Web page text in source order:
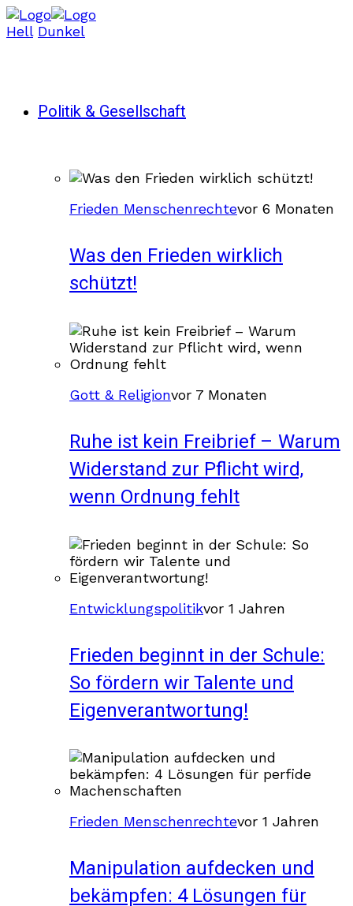
Hell Dunkel
Politik & Gesellschaft
Frieden Menschenrechtevor 6 Monaten
Was den Frieden wirklich
schützt!
Gott & Religionvor 7 Monaten
Ruhe ist kein Freibrief – Warum
Widerstand zur Pflicht wird,
wenn Ordnung fehlt
Entwicklungspolitikvor 1 Jahren
Frieden beginnt in der Schule:
So fördern wir Talente und
Eigenverantwortung!
Frieden Menschenrechtevor 1 Jahren
Manipulation aufdecken und
bekämpfen: 4 Lösungen für